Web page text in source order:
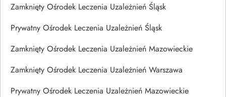
Zamknięty Ośrodek Leczenia Uzależnień Śląsk
Prywatny Ośrodek Leczenia Uzależnień Śląsk
Zamknięty Ośrodek Leczenia Uzależnień Mazowieckie
Zamknięty Ośrodek Leczenia Uzależnień Warszawa
Prywatny Ośrodek Leczenia Uzależnień Mazowieckie